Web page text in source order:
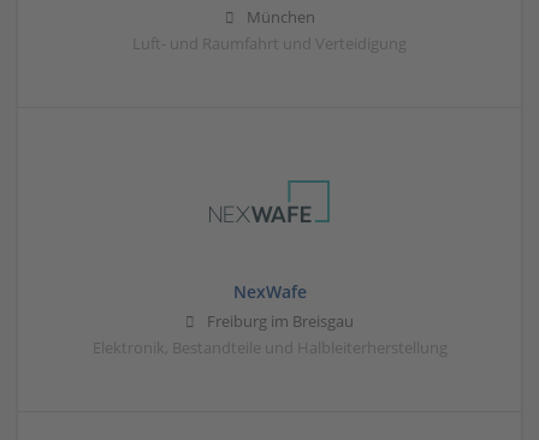
München
Luft- und Raumfahrt und Verteidigung
NexWafe
Freiburg im Breisgau
Elektronik, Bestandteile und Halbleiterherstellung